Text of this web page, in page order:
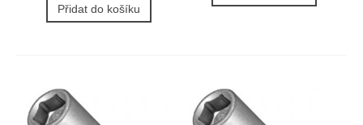
Přidat do košíku